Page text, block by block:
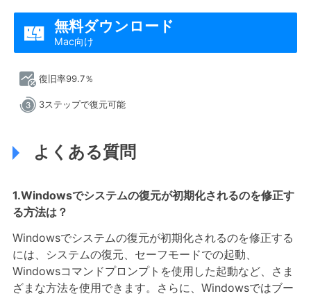
 無料ダウンロード
Mac向け
復旧率99.7％
3ステップで復元可能
よくある質問
1.Windowsでシステムの復元が初期化されるのを修正す
る方法は？
Windowsでシステムの復元が初期化されるのを修正する
には、システムの復元、セーフモードでの起動、
Windowsコマンドプロンプトを使用した起動など、さま
ざまな方法を使用できます。さらに、Windowsではブー